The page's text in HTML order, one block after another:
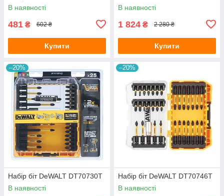
В наявності
481 ₴ 602 ₴
Купити
В наявності
1 824 ₴ 2 280 ₴
Купити
–20%
Набір біт DeWALT DT70730T
В наявності
–20%
Набір біт DeWALT DT70746T
В наявності